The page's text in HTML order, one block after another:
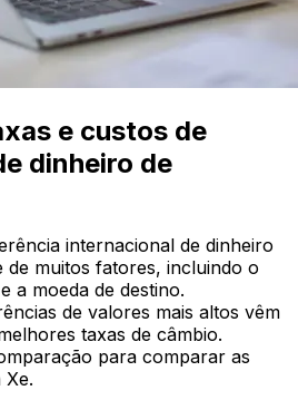
e custos de
dinheiro de
internacional de dinheiro
de muitos fatores, incluindo o
a moeda de destino.
de valores mais altos vêm
taxas de câmbio.
para comparar as
Xe.